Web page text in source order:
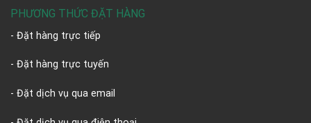
PHƯƠNG THỨC ĐẶT HÀNG
- Đặt hàng trực tiếp
- Đặt hàng trực tuyến
- Đặt dịch vụ qua email